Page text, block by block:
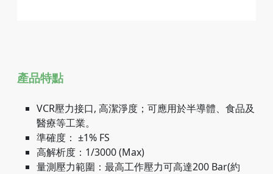
產品特點
VCR壓力接口, 高潔淨度；可應用於半導體、食品及
醫療等工業。
準確度： ±1% FS
高解析度：1/3000 (Max)
量測壓力範圍：最高工作壓力可高達200 Bar(約